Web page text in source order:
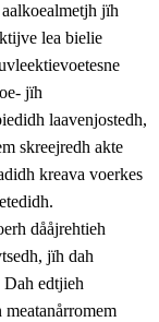
jïh
lea bielie
jïh
laavenjostedh,
skreejredh akte
kreava voerkes
dååjrehtieh
jïh dah
Dah edtjieh